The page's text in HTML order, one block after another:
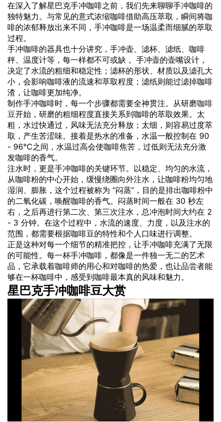
在深入了解星巴克手冲咖啡之前，我们先来聊聊手冲咖啡的
独特魅力。与常见的意式浓缩咖啡借助高压萃取，瞬间将咖
啡的浓郁释放出来不同，手冲咖啡是一场温柔而细腻的萃取
过程。
手冲咖啡的器具也十分讲究，手冲壶、滤杯、滤纸、咖啡
秤、温度计等，每一样都不可或缺 。手冲壶的壶嘴设计，
决定了水流的粗细和稳定性；滤杯的形状、材质以及滤孔大
小，会影响咖啡液的流速和萃取程度；滤纸则能过滤掉咖啡
渣，让咖啡更加纯净。
制作手冲咖啡时，每一个步骤都需要全神贯注。从研磨咖啡
豆开始，研磨的粗细程度直接关系到咖啡的萃取效果。太
粗，水过快通过，风味无法充分释放；太细，则容易过度萃
取，产生苦涩味。接着是热水的准备，水温一般控制在 90
- 96℃之间，水温过高会使咖啡焦苦，过低则无法充分激
发咖啡的香气。
注水时，更是手冲咖啡的关键环节。以稳定、均匀的水流，
从咖啡粉的中心开始，缓慢绕圈向外注水，让咖啡粉均匀地
湿润、膨胀，这个过程被称为 “闷蒸”，目的是排出咖啡粉中
的二氧化碳，唤醒咖啡的香气。闷蒸时间一般在 30 秒左
右，之后再进行第二次、第三次注水，总冲泡时间大约在 2
- 3 分钟。在这个过程中，水流的速度、力度，以及注水的
范围，都需要根据咖啡豆的特性和个人口味进行调整。
正是这种对每一个细节的精准把控，让手冲咖啡充满了无限
的可能性。每一杯手冲咖啡，都像是一件独一无二的艺术
品，它承载着咖啡师的用心和对咖啡的热爱，也让品尝者能
够在一杯咖啡中，感受到咖啡最本真的风味和魅力。
星巴克手冲咖啡豆大赏